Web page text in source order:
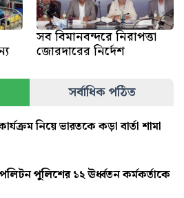
সব বিমানবন্দরে নিরাপত্তা
জোরদারের নির্দেশ
সর্বাধিক পঠিত
নিয়ে ভারতকে কড়া বার্তা শামা
পুলিশের ১২ ঊর্ধ্বতন কর্মকর্তাকে